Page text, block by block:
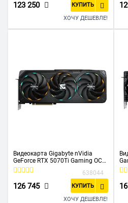
123 250 КУПИТЬ
ХОЧУ ДЕШЕВЛЕ!
Видеокарта Gigabyte nVidia
GeForce RTX 5070Ti Gaming OC
16Gb (GV-N507TGaming OC-
638044
126 745 КУПИТЬ
ХОЧУ ДЕШЕВЛЕ!